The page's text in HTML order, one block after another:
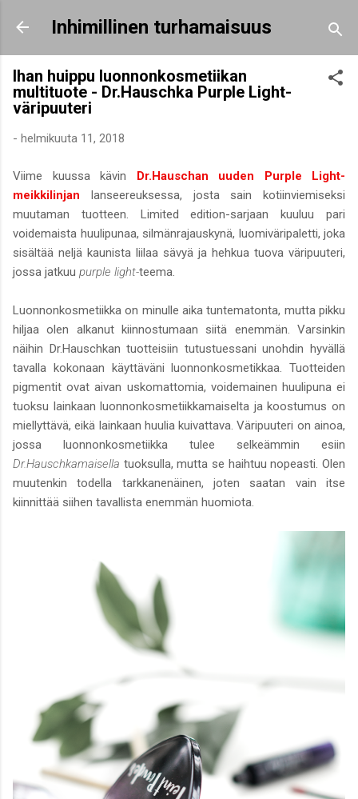
Siirry pääsisältöön
Inhimillinen turhamaisuus
Ihan huippu luonnonkosmetiikan
multituote - Dr.Hauschka Purple Light-
väripuuteri
- helmikuuta 11, 2018
Viime kuussa kävin Dr.Hauschan uuden Purple Light-
meikkilinjan lanseereuksessa, josta sain kotiinviemiseksi
muutaman tuotteen. Limited edition-sarjaan kuuluu pari
voidemaista huulipunaa, silmänrajauskynä, luomiväripaletti, joka
sisältää neljä kaunista liilaa sävyä ja hehkua tuova väripuuteri,
jossa jatkuu purple light-teema.
Luonnonkosmetiikka on minulle aika tuntematonta, mutta pikku
hiljaa olen alkanut kiinnostumaan siitä enemmän. Varsinkin
näihin Dr.Hauschkan tuotteisiin tutustuessani unohdin hyvällä
tavalla kokonaan käyttäväni luonnonkosmetikkaa. Tuotteiden
pigmentit ovat aivan uskomattomia, voidemainen huulipuna ei
tuoksu lainkaan luonnonkosmetiikkamaiselta ja koostumus on
miellyttävä, eikä lainkaan huulia kuivattava. Väripuuteri on ainoa,
jossa luonnonkosmetiikka tulee selkeämmin esiin
Dr.Hauschkamaisella tuoksulla, mutta se haihtuu nopeasti. Olen
muutenkin todella tarkkanenäinen, joten saatan vain itse
kiinnittää siihen tavallista enemmän huomiota.